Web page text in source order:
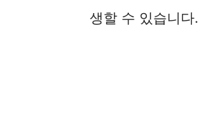
생할 수 있습니다.